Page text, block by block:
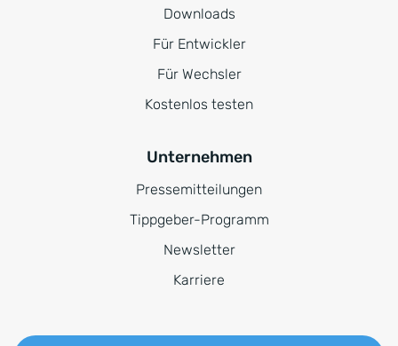
Downloads
Für Entwickler
Für Wechsler
Kostenlos testen
Unternehmen
Pressemitteilungen
Tippgeber-Programm
Newsletter
Karriere